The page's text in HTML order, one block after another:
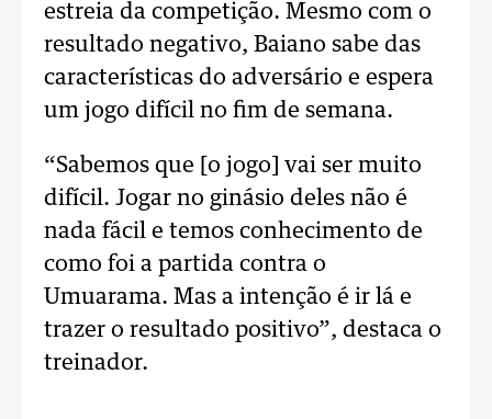
estreia da competição. Mesmo com o
resultado negativo, Baiano sabe das
características do adversário e espera
um jogo difícil no fim de semana.
“Sabemos que [o jogo] vai ser muito
difícil. Jogar no ginásio deles não é
nada fácil e temos conhecimento de
como foi a partida contra o
Umuarama. Mas a intenção é ir lá e
trazer o resultado positivo”, destaca o
treinador.